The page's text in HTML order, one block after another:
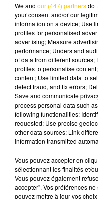
16 décembre 2025 -
L'INFO DE LA
12H29
Ecoutez sur Totem
dans le Nord du Lot
reportages de nos
We and our (447) partnersdo
your consent and/or our
information on a device; Use
profiles for personalised
advertising; Measure
performance; Understand
of data from different
profiles to personalise
content; Use limited data to
detect fraud, and fix errors;
Save and communicate
process personal data such
following functionalities:
requested; Use precise
other data sources; Link
information transmitted
Vous pouvez accepter en
sélectionnant les finalités et/
Vous pouvez également
accepter". Vos préférences
pouvez mettre à jour vos